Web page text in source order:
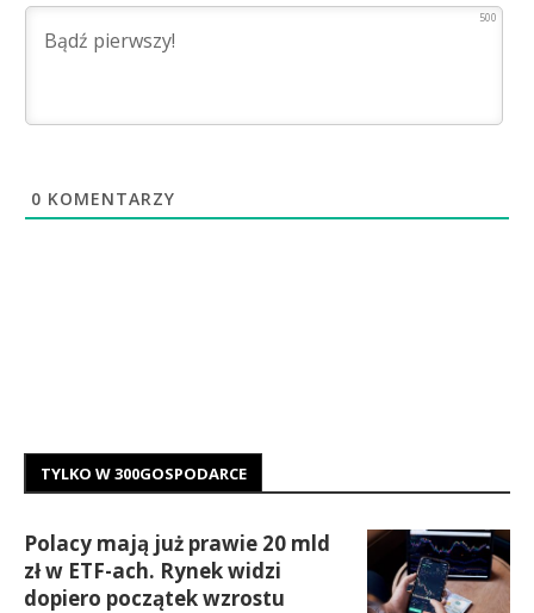
500
0 KOMENTARZY
TYLKO W 300GOSPODARCE
Polacy mają już prawie 20 mld
zł w ETF-ach. Rynek widzi
dopiero początek wzrostu